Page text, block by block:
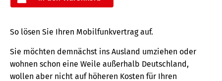
So lösen Sie Ihren Mobilfunkvertrag auf.
Sie möchten demnächst ins Ausland umziehen oder
wohnen schon eine Weile außerhalb Deutschland,
wollen aber nicht auf höheren Kosten für Ihren